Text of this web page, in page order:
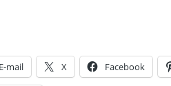
E-mail X Facebook